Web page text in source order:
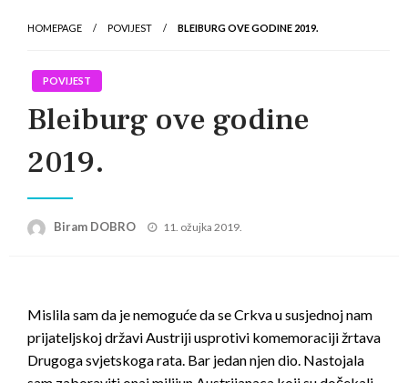
HOMEPAGE POVIJEST BLEIBURG OVE GODINE 2019.
POVIJEST
Bleiburg ove godine
2019.
Biram DOBRO
Posted
11. ožujka 2019.
Mislila sam da je nemoguće da se Crkva u susjednoj nam
prijateljskoj državi Austriji usprotivi komemoraciji žrtava
Drugoga svjetskoga rata. Bar jedan njen dio. Nastojala